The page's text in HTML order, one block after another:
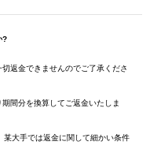
?
返金できませんのでご了承くださ
間分を換算してご返金いたしま
大手では返金に関して細かい条件